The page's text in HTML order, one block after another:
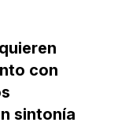
quieren
con
sintonía